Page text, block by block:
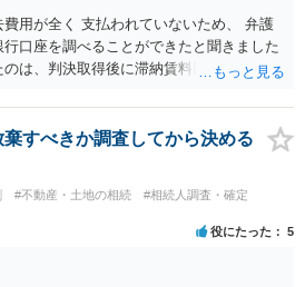
用が全く 支払われていないため、 弁護
口座を調べることができたと聞きました
は、判決取得後に滞納賃料回収のため
けではありません。 残念ながら、事案
の内容も異なります。
すべきか調査してから決める
#不動産・土地の相続
#相続人調査・確定
役にたった 5